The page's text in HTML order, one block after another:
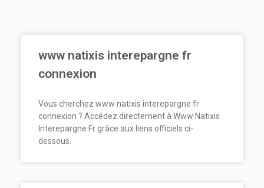
www natixis interepargne fr
connexion
Vous cherchez www natixis interepargne fr
connexion ? Accédez directement à Www Natixis
Interepargne Fr grâce aux liens officiels ci-
dessous.